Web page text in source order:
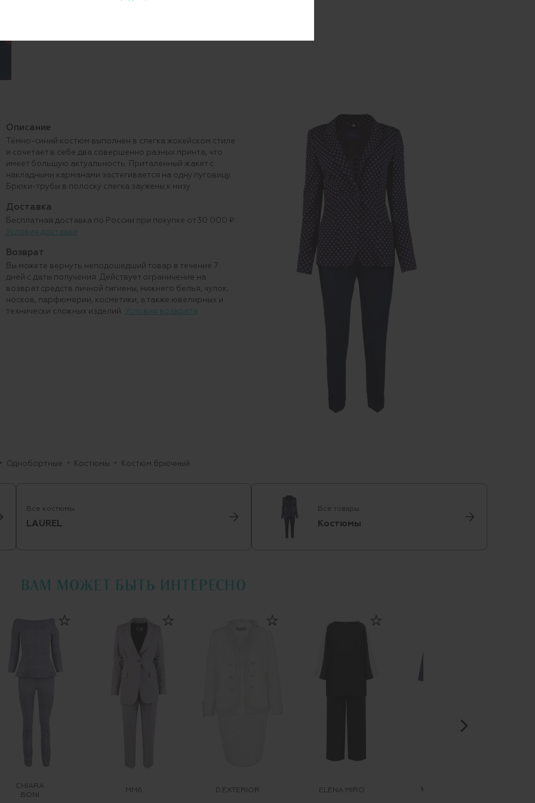
Описание
Тёмно-синий костюм выполнен в слегка жокейском стиле
и сочетает в себе два совершенно разных принта, что
имеет большую актуальность. Приталенный жакет с
накладными карманами застегивается на одну пуговицу.
Брюки-трубы в полоску слегка заужены к низу.
Доставка
Бесплатная доставка по России при покупке от 30 000 ₽.
Условия доставки
Возврат
Вы можете вернуть неподошедший товар в течение 7
дней с даты получения. Действует ограничение на
возврат средств личной гигиены, нижнего белья, чулок,
носков, парфюмерии, косметики, а также ювелирных и
технически сложных изделий. Условия возврата
Однобортные Костюмы Костюм брючный
Все костюмы
LAUREL
Все товары
Костюмы
ВАМ МОЖЕТ БЫТЬ ИНТЕРЕСНО
CHIARA
BONI
MM6 D.EXTERIOR ELENA MIRO